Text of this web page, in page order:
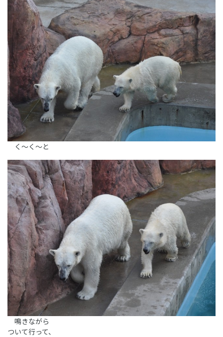
く～く～と
鳴きながら
ついて行って、